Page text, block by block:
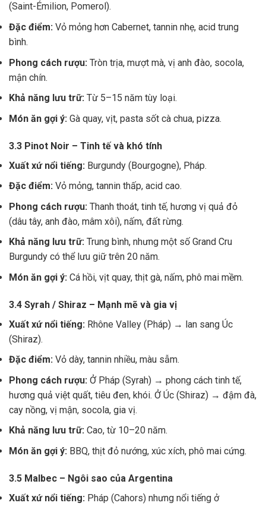
(Saint-Émilion, Pomerol).
Đặc điểm: Vỏ mỏng hơn Cabernet, tannin nhẹ, acid trung
bình.
Phong cách rượu: Tròn trịa, mượt mà, vị anh đào, socola,
mận chín.
Khả năng lưu trữ: Từ 5–15 năm tùy loại.
Món ăn gợi ý: Gà quay, vịt, pasta sốt cà chua, pizza.
3.3 Pinot Noir – Tinh tế và khó tính
Xuất xứ nổi tiếng: Burgundy (Bourgogne), Pháp.
Đặc điểm: Vỏ mỏng, tannin thấp, acid cao.
Phong cách rượu: Thanh thoát, tinh tế, hương vị quả đỏ
(dâu tây, anh đào, mâm xôi), nấm, đất rừng.
Khả năng lưu trữ: Trung bình, nhưng một số Grand Cru
Burgundy có thể lưu giữ trên 20 năm.
Món ăn gợi ý: Cá hồi, vịt quay, thịt gà, nấm, phô mai mềm.
3.4 Syrah / Shiraz – Mạnh mẽ và gia vị
Xuất xứ nổi tiếng: Rhône Valley (Pháp) → lan sang Úc
(Shiraz).
Đặc điểm: Vỏ dày, tannin nhiều, màu sẫm.
Phong cách rượu: Ở Pháp (Syrah) → phong cách tinh tế,
hương quả việt quất, tiêu đen, khói. Ở Úc (Shiraz) → đậm đà,
cay nồng, vị mận, socola, gia vị.
Khả năng lưu trữ: Cao, từ 10–20 năm.
Món ăn gợi ý: BBQ, thịt đỏ nướng, xúc xích, phô mai cứng.
3.5 Malbec – Ngôi sao của Argentina
Xuất xứ nổi tiếng: Pháp (Cahors) nhưng nổi tiếng ở